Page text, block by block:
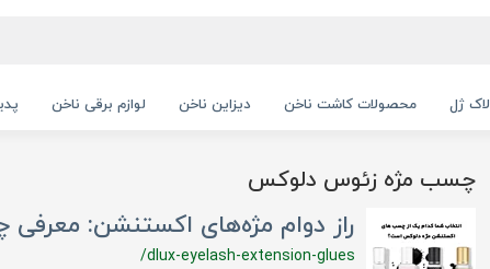
لاک ژل محصولات کاشت ناخن دیزاین ناخن لوازم برقی ناخن
چسب مژه زئوس دلوکس
راز دوام مژه‌های اکستنشن:
/dlux-eyelash-extension-glues